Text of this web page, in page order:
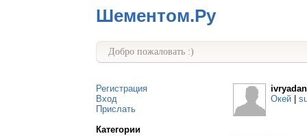
Шементом.Ру
Добро пожаловать :)
Регистрация
Вход
Прислать
Категории
Окей